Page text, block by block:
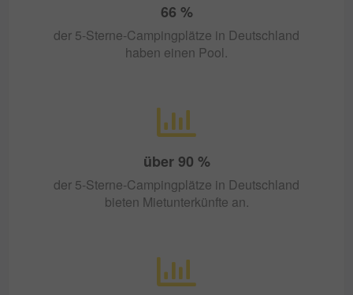
66 %
der 5-Sterne-Campingplätze in Deutschland
haben einen Pool.
über 90 %
der 5-Sterne-Campingplätze in Deutschland
bieten Mietunterkünfte an.